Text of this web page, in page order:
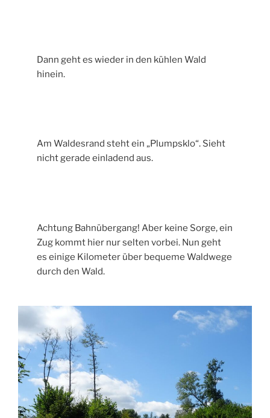
Dann geht es wieder in den kühlen Wald
hinein.
Am Waldesrand steht ein „Plumpsklo“. Sieht
nicht gerade einladend aus.
Achtung Bahnübergang! Aber keine Sorge, ein
Zug kommt hier nur selten vorbei. Nun geht
es einige Kilometer über bequeme Waldwege
durch den Wald.